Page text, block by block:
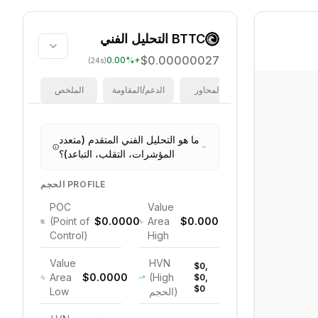
BTTC التحليل الفني
$0.00000027
+
0.00%
(24s)
الملخص الدعم/المقاومة المحاور
ما هو التحليل الفني المتقدم (متعدد
المؤشرات، التقلب، التباعد)؟
الحجم PROFILE
POC
(Point of
Control)
$0.0000
Value
Area
High
$0.0000
Value
Area
Low
$0.0000
HVN
(High
الحجم)
$0,
$0,
$0